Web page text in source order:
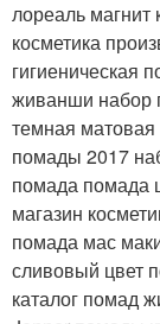
лореаль магнит
косметика
гигиеническая
живанши набор
темная матовая
помады 2017
помада помада
магазин
помада мас
сливовый цвет
каталог помад